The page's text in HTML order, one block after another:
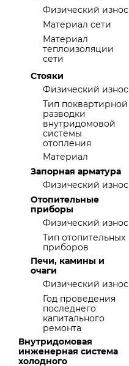
Физический износ
Материал сети
Материал
теплоизоляции
сети
Стояки
Физический износ
Тип поквартирной
разводки
внутридомовой
системы
отопления
Материал
Запорная арматура
Физический износ
Отопительные
приборы
Физический износ
Тип отопительных
приборов
Печи, камины и
очаги
Физический износ
Год проведения
последнего
капитального
ремонта
Внутридомовая
инженерная система
холодного